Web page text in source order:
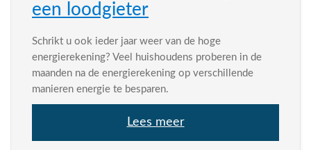
een loodgieter
Schrikt u ook ieder jaar weer van de hoge
energierekening? Veel huishoudens proberen in de
maanden na de energierekening op verschillende
manieren energie te besparen.
Lees meer